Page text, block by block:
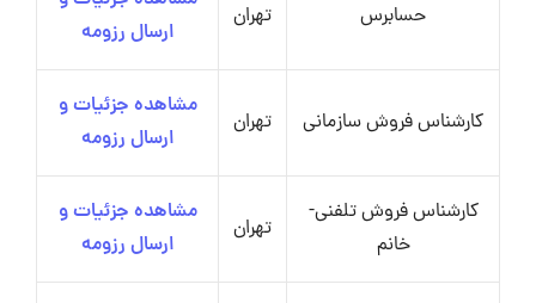
حسابرس تهران
ارسال رزومه
کارشناس فروش سازمانی تهران
مشاهده جزئیات و
ارسال رزومه
کارشناس فروش تلفنی-
خانم
تهران
مشاهده جزئیات و
ارسال رزومه